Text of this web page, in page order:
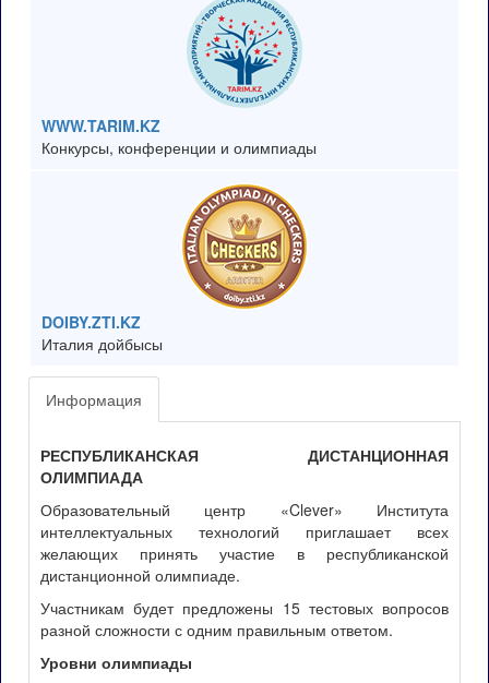
WWW.TARIM.KZ
Конкурсы, конференции и олимпиады
DOIBY.ZTI.KZ
Италия дойбысы
Информация
РЕСПУБЛИКАНСКАЯ ДИСТАНЦИОННАЯ
ОЛИМПИАДА
Образовательный центр «Clever» Института
интеллектуальных технологий приглашает всех
желающих принять участие в республиканской
дистанционной олимпиаде.
Участникам будет предложены 15 тестовых вопросов
разной сложности с одним правильным ответом.
Уровни олимпиады